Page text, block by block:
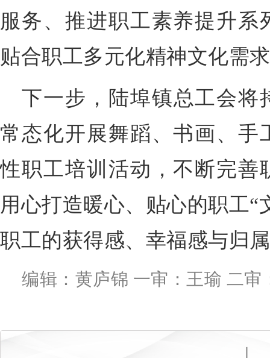
服务、推进职工素养提升
贴合职工多元化精神文化需
下一步，陆埠镇总工会将
常态化开展舞蹈、书画、手
性职工培训活动，不断完善
用心打造暖心、贴心的职工“
职工的获得感、幸福感与归
编辑：黄庐锦 一审：王瑜 二审